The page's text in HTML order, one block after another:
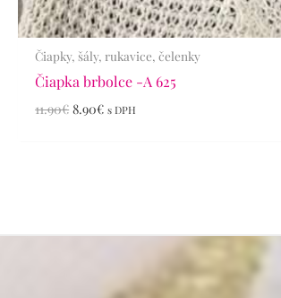
Čiapky, šály, rukavice, čelenky
Čiapka brbolce -A 625
11.90€ 8.90€ s DPH